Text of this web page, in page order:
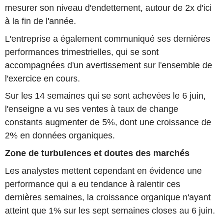
mesurer son niveau d'endettement, autour de 2x d'ici
à la fin de l'année.
L'entreprise a également communiqué ses dernières
performances trimestrielles, qui se sont
accompagnées d'un avertissement sur l'ensemble de
l'exercice en cours.
Sur les 14 semaines qui se sont achevées le 6 juin,
l'enseigne a vu ses ventes à taux de change
constants augmenter de 5%, dont une croissance de
2% en données organiques.
Zone de turbulences et doutes des marchés
Les analystes mettent cependant en évidence une
performance qui a eu tendance à ralentir ces
dernières semaines, la croissance organique n'ayant
atteint que 1% sur les sept semaines closes au 6 juin.